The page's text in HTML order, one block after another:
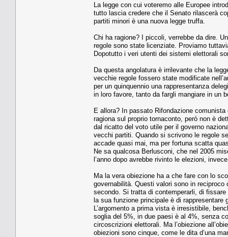
La legge con cui voteremo alle Europee
tutto lascia credere che il Senato rilascerà
partiti minori è una nuova legge truffa.
Chi ha ragione? I piccoli, verrebbe da dire.
regole sono state licenziate. Proviamo
Dopotutto i veri utenti dei sistemi elettorali
Da questa angolatura è irrilevante che la
vecchie regole fossero state modificate
per un quinquennio una rappresentanza
in loro favore, tanto da fargli mangiare in un
E allora? In passato Rifondazione
ragiona sul proprio tornaconto, però non è
dal ricatto del voto utile per il governo
vecchi partiti. Quando si scrivono le regole
accade quasi mai, ma per fortuna scatta
Ne sa qualcosa Berlusconi, che nel 2005
l’anno dopo avrebbe rivinto le elezioni,
Ma la vera obiezione ha a che fare con lo
governabilità. Questi valori sono in
secondo. Si tratta di contemperarli, di
la sua funzione principale è di rappresentare
L’argomento a prima vista è irresistibile,
soglia del 5%, in due paesi è al 4%, senza
circoscrizioni elettorali. Ma l’obiezione
obiezioni sono cinque, come le dita d’una